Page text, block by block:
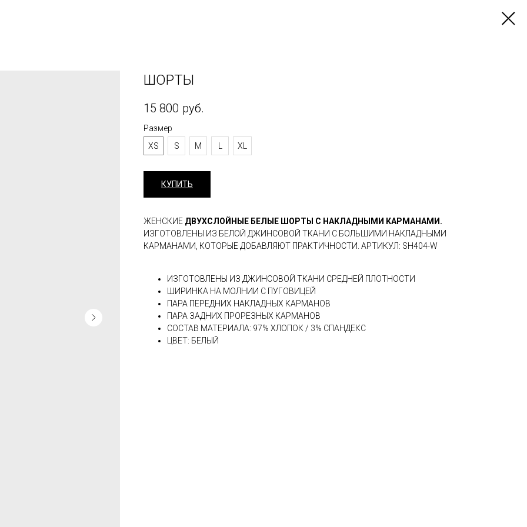
ШОРТЫ
15 800 руб.
Размер
XS
S M L XL
КУПИТЬ
ЖЕНСКИЕ ДВУХСЛОЙНЫЕ БЕЛЫЕ ШОРТЫ С НАКЛАДНЫМИ КАРМАНАМИ.
ИЗГОТОВЛЕНЫ ИЗ БЕЛОЙ ДЖИНСОВОЙ ТКАНИ С БОЛЬШИМИ НАКЛАДНЫМИ
КАРМАНАМИ, КОТОРЫЕ ДОБАВЛЯЮТ ПРАКТИЧНОСТИ. АРТИКУЛ: SH404-W
ИЗГОТОВЛЕНЫ ИЗ ДЖИНСОВОЙ ТКАНИ СРЕДНЕЙ ПЛОТНОСТИ
ШИРИНКА НА МОЛНИИ С ПУГОВИЦЕЙ
ПАРА ПЕРЕДНИХ НАКЛАДНЫХ КАРМАНОВ
ПАРА ЗАДНИХ ПРОРЕЗНЫХ КАРМАНОВ
СОСТАВ МАТЕРИАЛА: 97% ХЛОПОК / 3% СПАНДЕКС
ЦВЕТ: БЕЛЫЙ